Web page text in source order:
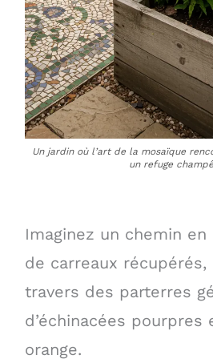
Un jardin où l’art de la mosaïque
un refuge
Imaginez un chemin
de carreaux
travers des parterres
d’échinacées pourpres
orange.